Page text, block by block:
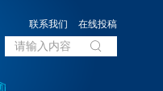
在线投稿
联系我们